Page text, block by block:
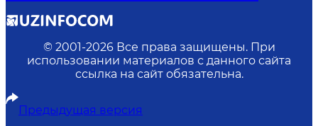
© 2001-2026 Все права защищены. При
использовании материалов с данного сайта
ссылка на сайт обязательна.
Предыдущая версия